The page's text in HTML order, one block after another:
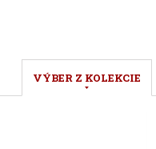
VÝBER Z KOLEKCIE